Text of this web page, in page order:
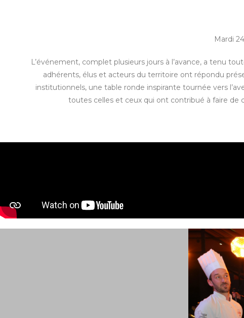
Rejoignez le syndicat
Mardi
L’événement, complet plusieurs jours à l’avance, a tenu
adhérents, élus et acteurs du territoire ont répondu
institutionnels, une table ronde inspirante tournée vers
toutes celles et ceux qui ont contribué à faire de